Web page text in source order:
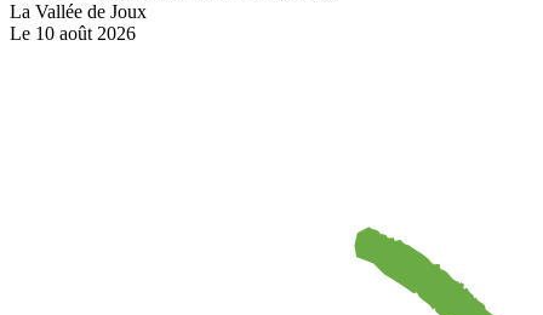
La Vallée de Joux
Le 10 août 2026